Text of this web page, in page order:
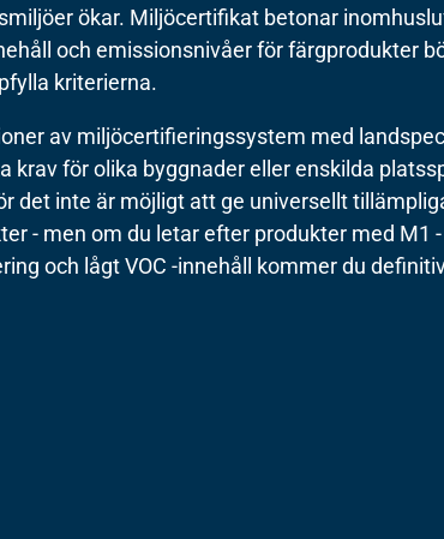
ökar. Miljöcertifikat betonar
och emissionsnivåer för färgprodukter
kriterierna.
av miljöcertifieringssystem med
krav för olika byggnader eller enskilda
det inte är möjligt att ge universellt
- men om du letar efter produkter med M1 -
och lågt VOC -innehåll kommer du